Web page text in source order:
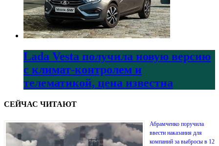
Lada Vesta получила новую версию
с климат-контролем и
телематикой, цена известна
СЕЙЧАС ЧИТАЮТ
Абрамченко поручила
ввести наказания для
компаний за выбросы в 12